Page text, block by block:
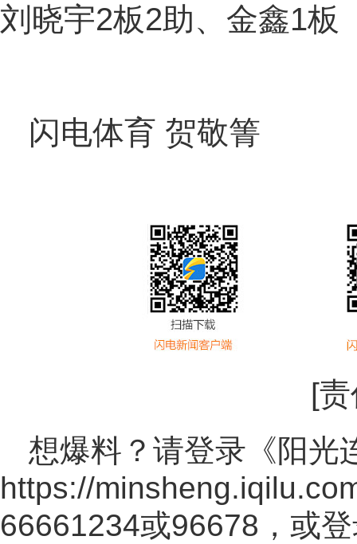
刘晓宇2板2助、金鑫1板
闪电体育 贺敬箐
[
想爆料？请登录《阳光
https://
66661234或96678，或